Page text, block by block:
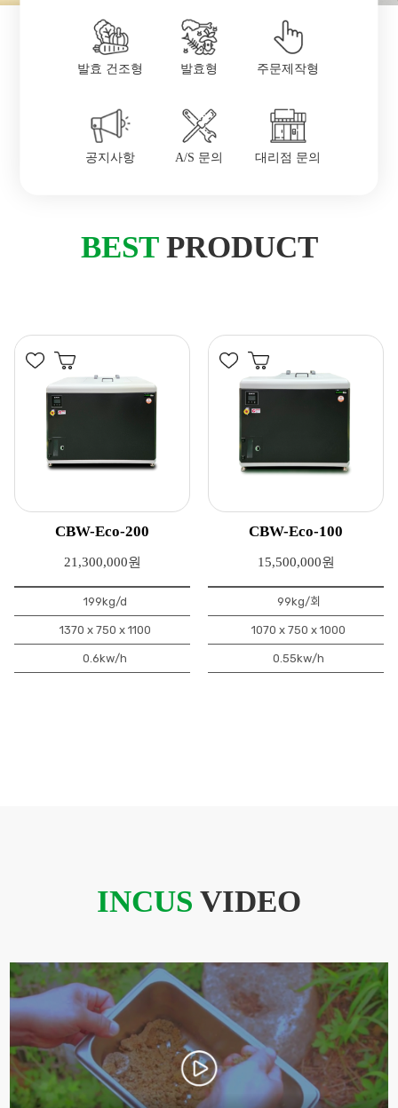
발효 건조형 발효형 주문제작형
공지사항 A/S 문의 대리점 문의
BEST PRODUCT
CBW-Eco-200
21,300,000원
199kg/d
1370 x 750 x 1100
0.6kw/h
CBW-Eco-100
15,500,000원
99kg/회
1070 x 750 x 1000
0.55kw/h
INCUS VIDEO